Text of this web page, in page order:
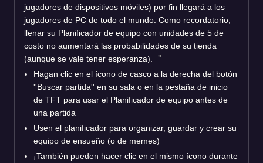
jugadores de dispositivos móviles) por fin llegará a los
jugadores de PC de todo el mundo. Como recordatorio,
llenar su Planificador de equipo con unidades de 5 de
costo no aumentará las probabilidades de su tienda
(aunque se vale tener esperanza).
Hagan clic en el ícono de casco a la derecha del botón
''Buscar partida'' en su sala o en la pestaña de inicio
de TFT para usar el Planificador de equipo antes de
una partida
Usen el planificador para organizar, guardar y crear su
equipo de ensueño (o de memes)
¡También pueden hacer clic en el mismo ícono durante